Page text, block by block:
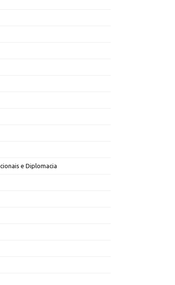
e Diplomacia